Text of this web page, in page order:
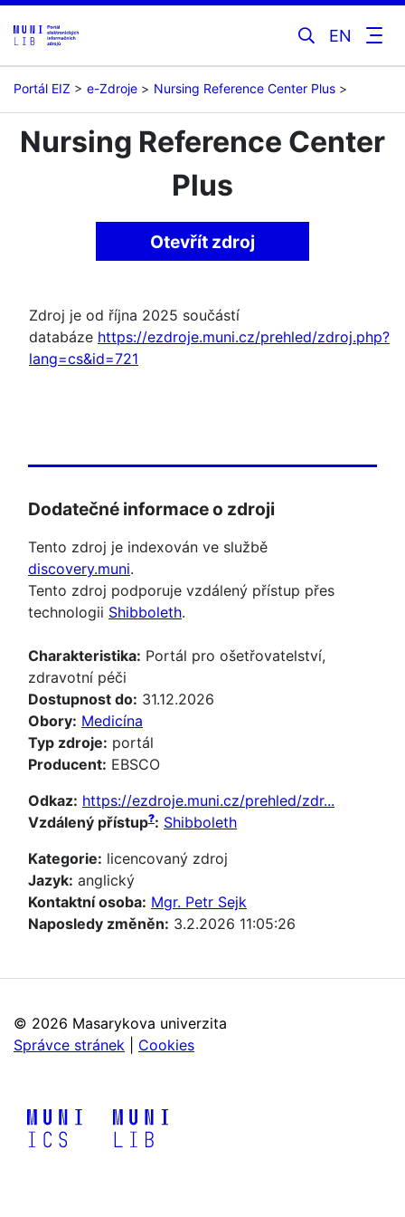
EN
Portál EIZ e-Zdroje Nursing Reference Center Plus
Nursing Reference Center
Plus
Otevřít zdroj
Zdroj je od října 2025 součástí
databáze https://ezdroje.muni.cz/prehled/zdroj.php?
lang=cs&id=721
Dodatečné informace o zdroji
Tento zdroj je indexován ve službě
discovery.muni.
Tento zdroj podporuje vzdálený přístup přes
technologii Shibboleth.
Charakteristika: Portál pro ošetřovatelství,
zdravotní péči
Dostupnost do: 31.12.2026
Obory: Medicína
Typ zdroje: portál
Producent: EBSCO
Odkaz: https://ezdroje.muni.cz/prehled/zdr...
Vzdálený přístup?: Shibboleth
Kategorie: licencovaný zdroj
Jazyk: anglický
Kontaktní osoba: Mgr. Petr Sejk
Naposledy změněn: 3.2.2026 11:05:26
© 2026 Masarykova univerzita
Správce stránek
Cookies